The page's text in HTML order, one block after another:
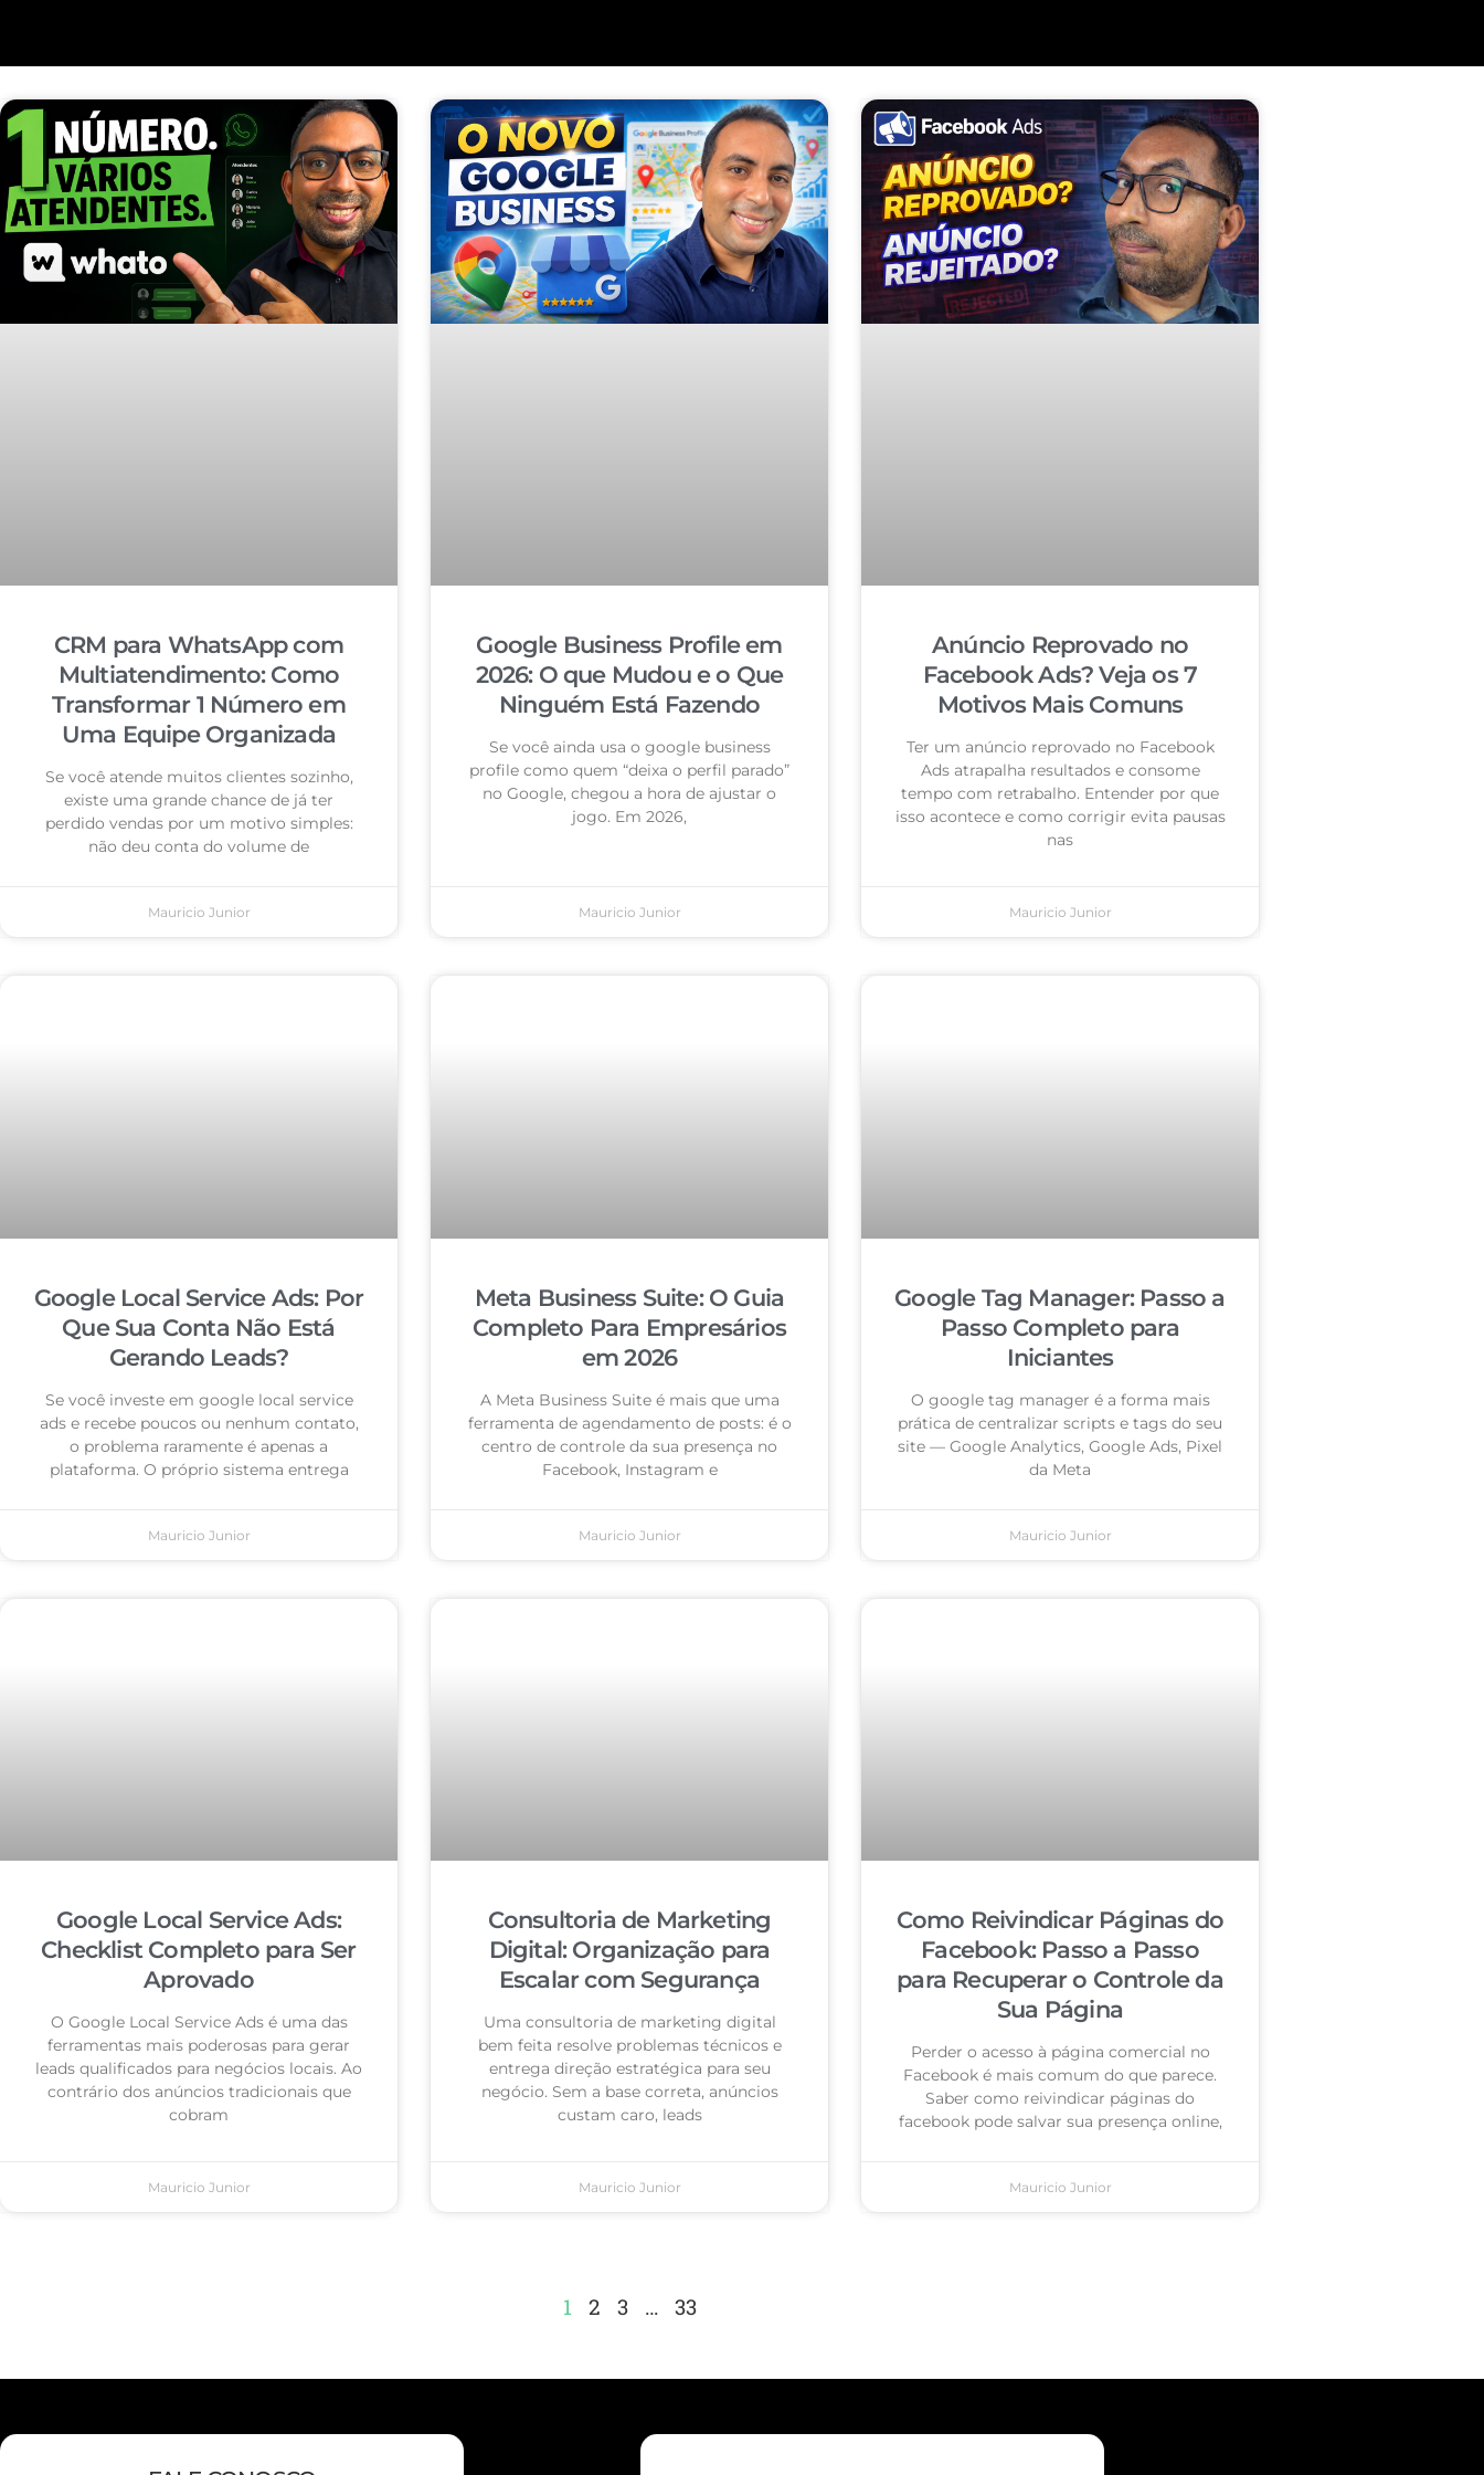
CRM para WhatsApp com
Multiatendimento: Como
Transformar 1 Número em
Uma Equipe Organizada
Se você atende muitos clientes sozinho,
existe uma grande chance de já ter
perdido vendas por um motivo simples:
não deu conta do volume de
Mauricio Junior
Google Business Profile em
2026: O que Mudou e o Que
Ninguém Está Fazendo
Se você ainda usa o google business
profile como quem “deixa o perfil parado”
no Google, chegou a hora de ajustar o
jogo. Em 2026,
Mauricio Junior
Anúncio Reprovado no
Facebook Ads? Veja os 7
Motivos Mais Comuns
Ter um anúncio reprovado no Facebook
Ads atrapalha resultados e consome
tempo com retrabalho. Entender por que
isso acontece e como corrigir evita pausas
nas
Mauricio Junior
Google Local Service Ads: Por
Que Sua Conta Não Está
Gerando Leads?
Se você investe em google local service
ads e recebe poucos ou nenhum contato,
o problema raramente é apenas a
plataforma. O próprio sistema entrega
Mauricio Junior
Meta Business Suite: O Guia
Completo Para Empresários
em 2026
A Meta Business Suite é mais que uma
ferramenta de agendamento de posts: é o
centro de controle da sua presença no
Facebook, Instagram e
Mauricio Junior
Google Tag Manager: Passo a
Passo Completo para
Iniciantes
O google tag manager é a forma mais
prática de centralizar scripts e tags do seu
site — Google Analytics, Google Ads, Pixel
da Meta
Mauricio Junior
Google Local Service Ads:
Checklist Completo para Ser
Aprovado
O Google Local Service Ads é uma das
ferramentas mais poderosas para gerar
leads qualificados para negócios locais. Ao
contrário dos anúncios tradicionais que
cobram
Mauricio Junior
Consultoria de Marketing
Digital: Organização para
Escalar com Segurança
Uma consultoria de marketing digital
bem feita resolve problemas técnicos e
entrega direção estratégica para seu
negócio. Sem a base correta, anúncios
custam caro, leads
Mauricio Junior
Como Reivindicar Páginas do
Facebook: Passo a Passo
para Recuperar o Controle da
Sua Página
Perder o acesso à página comercial no
Facebook é mais comum do que parece.
Saber como reivindicar páginas do
facebook pode salvar sua presença online,
Mauricio Junior
1 2 3 … 33